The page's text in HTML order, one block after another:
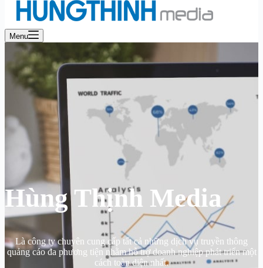
Menu
Hùng Thịnh Media
Là công ty chuyên cung cấp tất cả những dịch vụ truyền thông
quảng cáo đa phương tiện nhằm hỗ trợ doanh nghiệp phát triển một
cách toàn diện nhất.